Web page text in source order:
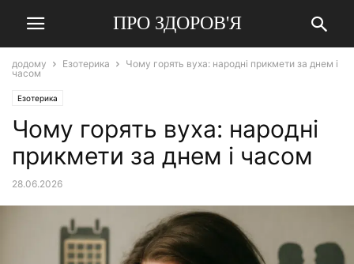
ПРО ЗДОРОВ'Я
додому Езотерика
Чому горять вуха: народні прикмети за днем і
часом
Езотерика
Чому горять вуха: народні
прикмети за днем і часом
28.06.2026